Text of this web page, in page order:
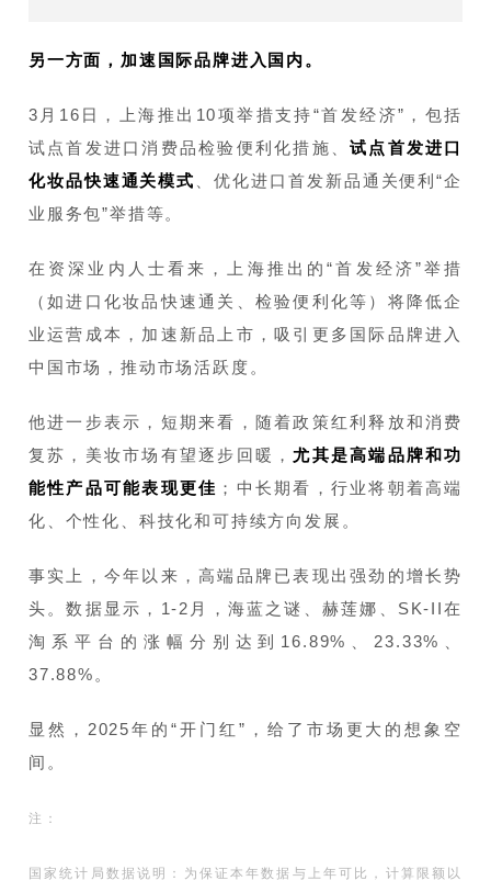
另一方面，加速国际品牌进入国内。
3月16日，上海推出10项举措支持“首发经济”，包括
试点首发进口消费品检验便利化措施、试点首发进口
化妆品快速通关模式
、优化进口首发新品通关便利“企
业服务包”举措等。
在资深业内人士看来，上海推出的“首发经济”举措
（如进口化妆品快速通关、检验便利化等）将降低企
业运营成本，加速新品上市，吸引更多国际品牌进入
中国市场，推动市场活跃度。
他进一步表示，短期来看，随着政策红利释放和消费
复苏，美妆市场有望逐步回暖，尤其是高端品牌和功
能性产品可能表现更佳 ；中长期看，行业将朝着高端
化、个性化、科技化和可持续方向发展。
事实上，今年以来，高端品牌已表现出强劲的增长势
头。数据显示，1-2月，海蓝之谜、赫莲娜、SK-II在
淘系平台的涨幅分别达到16.89%、23.33%、
37.88%。
显然，2025年的“开门红”，给了市场更大的想象空
间。
注：
国家统计局数据说明：为保证本年数据与上年可比，计算限额以